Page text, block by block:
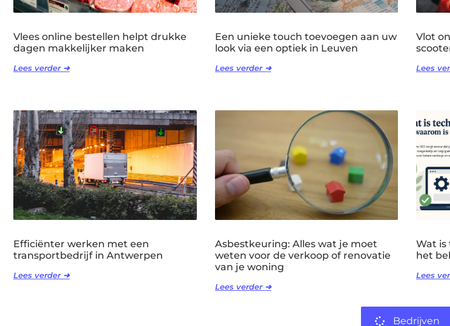
Vlees online bestellen helpt drukke
dagen makkelijker maken
Lees verder ➜
Een unieke touch toevoegen aan uw
look via een optiek in Leuven
Lees verder ➜
Vlot
Lees
Efficiënter werken met een
transportbedrijf in Antwerpen
Lees verder ➜
Asbestkeuring: Alles wat je moet
weten voor de verkoop of renovatie
van je woning
Lees verder ➜
Wat is
het
Lees
Bedrijven